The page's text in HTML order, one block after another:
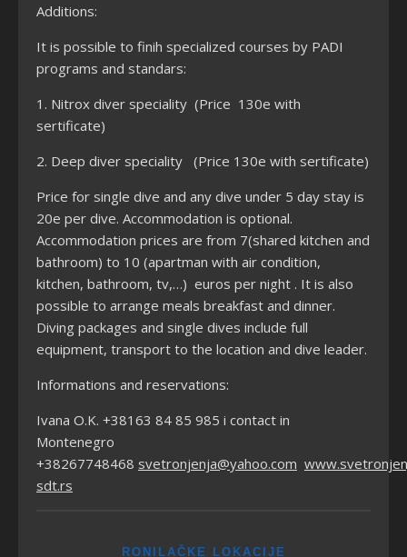
Additions:
It is possible to finih specialized courses by PADI
programs and standars:
1. Nitrox diver speciality (Price 130e with
sertificate)
2. Deep diver speciality (Price 130e with sertificate)
Price for single dive and any dive under 5 day stay is
20e per dive. Accommodation is optional.
Accommodation prices are from 7(shared kitchen and
bathroom) to 10 (apartman with air condition,
kitchen, bathroom, tv,…) euros per night . It is also
possible to arrange meals breakfast and dinner.
Diving packages and single dives include full
equipment, transport to the location and dive leader.
Informations and reservations:
Ivana O.K. +38163 84 85 985 i contact in
Montenegro
+38267748468 svetronjenja@yahoo.com
sdt.rs
RONILAČKE LOKACIJE